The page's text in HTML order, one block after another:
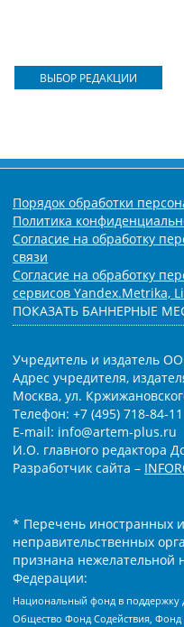
ВЫБОР РЕДАКЦИИ
Порядок обработки
Политика
Согласие на обработку
связи
Согласие на обработку
сервисов Yandex.Metrika,
ПОКАЗАТЬ БАННЕРНЫЕ
Учредитель и издатель
Адрес учредителя,
Москва, ул.
Телефон: +7 (495) 718-84-11
E-mail: info@artem-plus.ru
И.О. главного редактора
Разработчик сайта –
* Перечень иностранных
неправительственных
признана нежелательной
Федерации:
Национальный фонд в поддержку
Общество Фонд Содействия,